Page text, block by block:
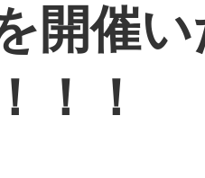
開催
！！